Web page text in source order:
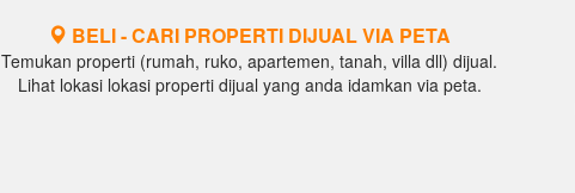
BELI - CARI PROPERTI DIJUAL VIA PETA
Temukan properti (rumah, ruko, apartemen, tanah, villa dll) dijual.
Lihat lokasi lokasi properti dijual yang anda idamkan via peta.